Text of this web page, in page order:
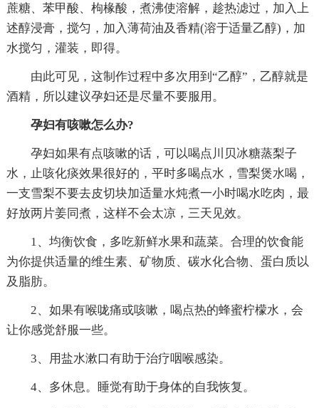
蔗糖、苯甲酸、枸椽酸，煮沸使溶解，趁热滤过，加入上
述醇浸膏，搅匀，加入薄荷油及香精(溶于适量乙醇)，加
水搅匀，灌装，即得。
由此可见，这制作过程中多次用到“乙醇”，乙醇就是
酒精，所以建议孕妇还是尽量不要服用。
孕妇有咳嗽怎么办?
孕妇如果有点咳嗽的话，可以喝点川贝冰糖蒸梨子
水，止咳化痰效果很好的，平时多喝点水，雪梨煲水喝，
一支雪梨不要去皮切块加适量水炖煮一小时喝水吃肉，最
好放两片姜同煮，这样不会太凉，三天见效。
1、均衡饮食，多吃新鲜水果和蔬菜。合理的饮食能
为你提供适量的维生素、矿物质、碳水化合物、蛋白质以
及脂肪。
2、如果有喉咙痛或咳嗽，喝点热的蜂蜜柠檬水，会
让你感觉舒服一些。
3、用盐水漱口有助于治疗咽喉感染。
4、多休息。睡觉有助于身体的自我恢复。